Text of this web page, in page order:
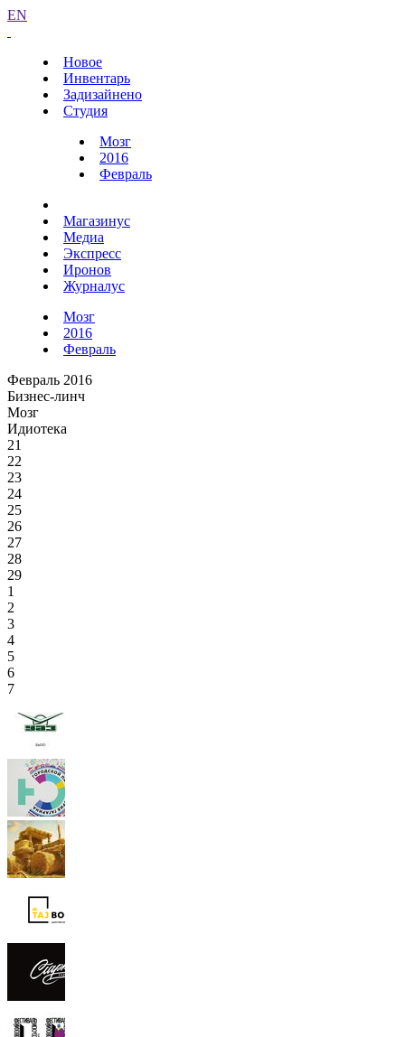
EN
Новое
Инвентарь
Задизайнено
Студия
Мозг
2016
Февраль
Магазинус
Медиа
Экспресс
Иронов
Журналус
Мозг
2016
Февраль
Февраль 2016
Бизнес-линч
Мозг
Идиотека
21
22
23
24
25
26
27
28
29
1
2
3
4
5
6
7